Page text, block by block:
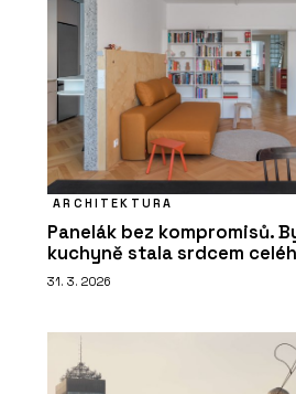
ARCHITEKTURA
Panelák bez kompromisů.
kuchyně stala srdcem
31. 3. 2026